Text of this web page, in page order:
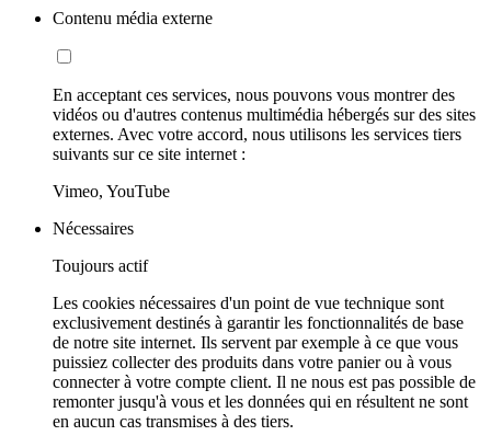
Contenu média externe
En acceptant ces services, nous pouvons vous montrer des
vidéos ou d'autres contenus multimédia hébergés sur des sites
externes. Avec votre accord, nous utilisons les services tiers
suivants sur ce site internet :
Vimeo, YouTube
Nécessaires
Toujours actif
Les cookies nécessaires d'un point de vue technique sont
exclusivement destinés à garantir les fonctionnalités de base
de notre site internet. Ils servent par exemple à ce que vous
puissiez collecter des produits dans votre panier ou à vous
connecter à votre compte client. Il ne nous est pas possible de
remonter jusqu'à vous et les données qui en résultent ne sont
en aucun cas transmises à des tiers.